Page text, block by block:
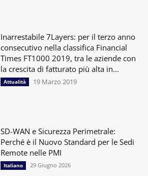
Inarrestabile 7Layers: per il terzo anno
consecutivo nella classifica Financial
Times FT1000 2019, tra le aziende con
la crescita di fatturato più alta in...
Attualità 19 Marzo 2019
SD-WAN e Sicurezza Perimetrale:
Perché è il Nuovo Standard per le Sedi
Remote nelle PMI
Italiano 29 Giugno 2026